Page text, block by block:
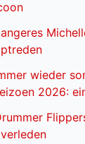
wieder
2026: